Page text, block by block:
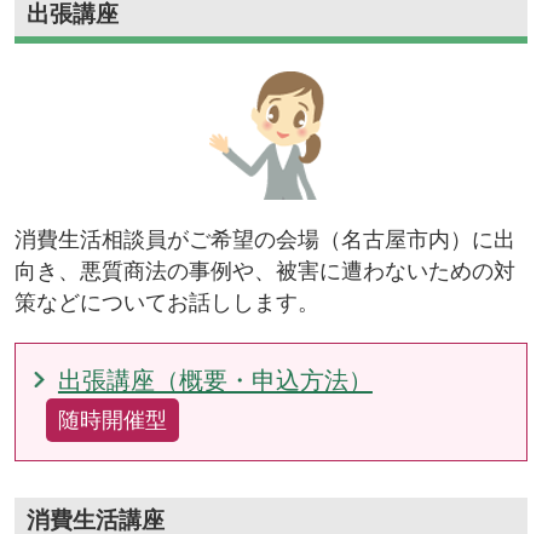
出張講座
消費生活相談員がご希望の会場（名古屋市内）に出
向き、悪質商法の事例や、被害に遭わないための対
策などについてお話しします。
出張講座（概要・申込方法）
随時開催型
消費生活講座